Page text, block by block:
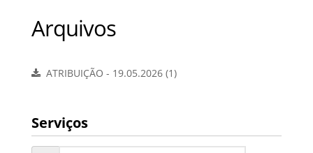
Arquivos
ATRIBUIÇÃO - 19.05.2026 (1)
Serviços